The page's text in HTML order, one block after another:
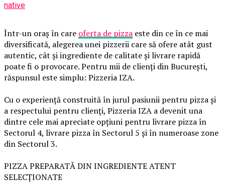
native
Într-un oraș în care oferta de pizza este din ce în ce mai
diversificată, alegerea unei pizzerii care să ofere atât gust
autentic, cât și ingrediente de calitate și livrare rapidă
poate fi o provocare. Pentru mii de clienți din București,
răspunsul este simplu: Pizzeria IZA.
Cu o experiență construită în jurul pasiunii pentru pizza și
a respectului pentru clienți, Pizzeria IZA a devenit una
dintre cele mai apreciate opțiuni pentru livrare pizza în
Sectorul 4, livrare pizza în Sectorul 5 și în numeroase zone
din Sectorul 3.
PIZZA PREPARATĂ DIN INGREDIENTE ATENT
SELECȚIONATE